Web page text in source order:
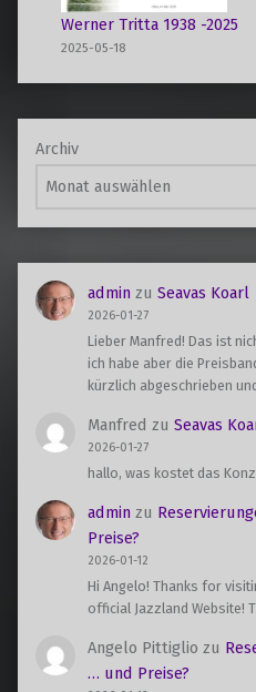
Werner Tritta 1938 -2025
2025-05-18
Archiv
admin zuSeavas Koarl
2026-01-27
Lieber Manfred! Das ist
ich habe aber die
kürzlich abgeschrieben
Manfred zuSeavas
2026-01-27
hallo, was kostet das
admin zu
Preise?
2026-01-12
Hi Angelo! Thanks for
official Jazzland Website!
Angelo Pittiglio zu
… und Preise?